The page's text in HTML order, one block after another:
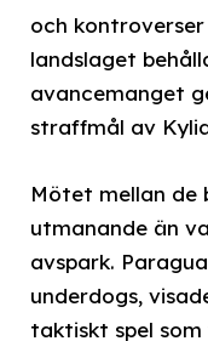
och
landslaget
avancemanget
straffmål av
Mötet mellan de
utmanande än
avspark.
underdogs,
taktiskt spel